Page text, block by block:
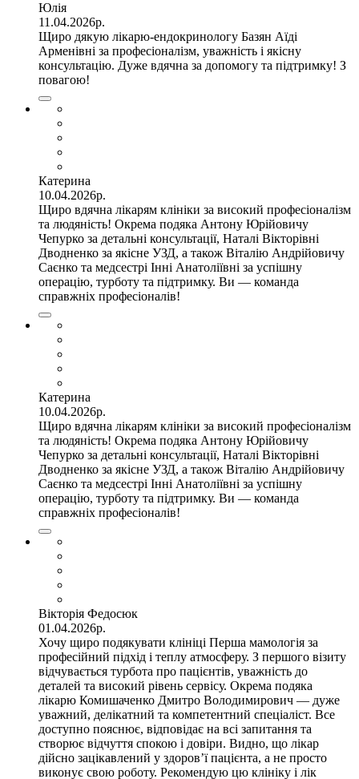
Юлія
11.04.2026р.
Щиро дякую лікарю-ендокринологу Базян Аїді
Арменівні за професіоналізм, уважність і якісну
консультацію. Дуже вдячна за допомогу та підтримку! З
повагою!
Катерина
10.04.2026р.
Щиро вдячна лікарям клініки за високий професіоналізм
та людяність! Окрема подяка Антону Юрійовичу
Чепурко за детальні консультації, Наталі Вікторівні
Дводненко за якісне УЗД, а також Віталію Андрійовичу
Саєнко та медсестрі Інні Анатоліївні за успішну
операцію, турботу та підтримку. Ви — команда
справжніх професіоналів!
Катерина
10.04.2026р.
Щиро вдячна лікарям клініки за високий професіоналізм
та людяність! Окрема подяка Антону Юрійовичу
Чепурко за детальні консультації, Наталі Вікторівні
Дводненко за якісне УЗД, а також Віталію Андрійовичу
Саєнко та медсестрі Інні Анатоліївні за успішну
операцію, турботу та підтримку. Ви — команда
справжніх професіоналів!
Вікторія Федосюк
01.04.2026р.
Хочу щиро подякувати клініці Перша мамологія за
професійний підхід і теплу атмосферу. З першого візиту
відчувається турбота про пацієнтів, уважність до
деталей та високий рівень сервісу. Окрема подяка
лікарю Комишаченко Дмитро Володимирович — дуже
уважний, делікатний та компетентний спеціаліст. Все
доступно пояснює, відповідає на всі запитання та
створює відчуття спокою і довіри. Видно, що лікар
дійсно зацікавлений у здоров’ї пацієнта, а не просто
виконує свою роботу. Рекомендую цю клініку і лік